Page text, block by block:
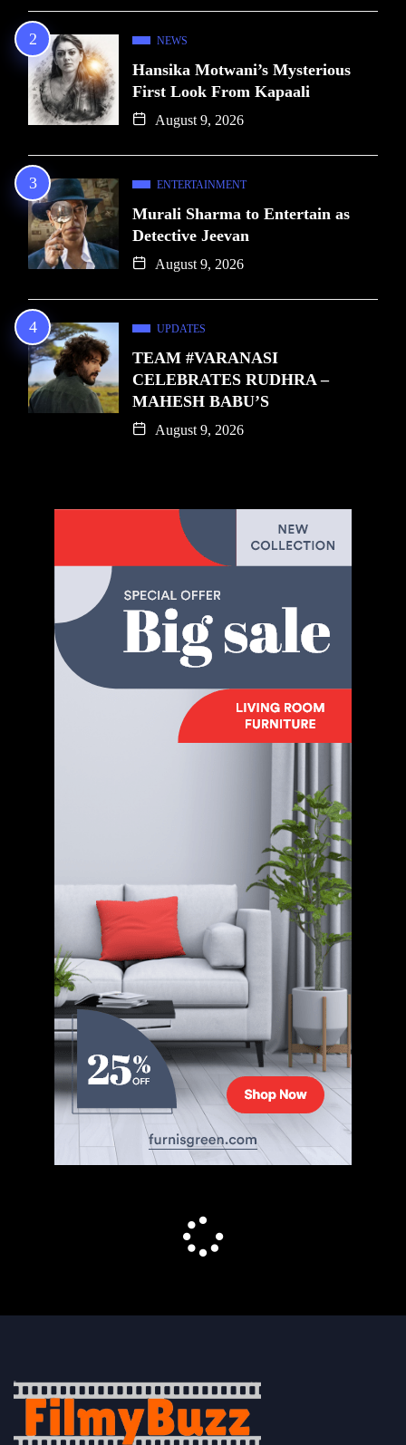
NEWS
Hansika Motwani’s Mysterious
First Look From Kapaali
August 9, 2026
ENTERTAINMENT
Murali Sharma to Entertain as
Detective Jeevan
August 9, 2026
UPDATES
TEAM #VARANASI
CELEBRATES RUDHRA –
MAHESH BABU’S
August 9, 2026